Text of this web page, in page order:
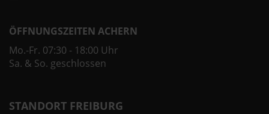
ÖFFNUNGSZEITEN ACHERN
Mo.-Fr. 07:30 - 18:00 Uhr
Sa. & So. geschlossen
STANDORT FREIBURG